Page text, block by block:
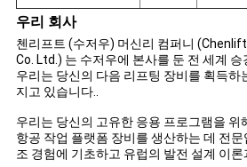
우리 회사
첸리프트 (수저우) 머신리 컴퍼니
Co. Ltd.) 는 수저우에 본사를 둔 전 세계
우리는 당신의 다음 리프팅 장비를 획득하
지고 있습니다..
우리는 당신의 고유한 응용 프로그램을 위
항공 작업 플랫폼 장비를 생산하는 데 전
조 경험에 기초하고 유럽의 발전 설계 이론